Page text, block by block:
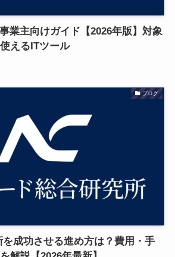
業主向けガイド【2026年版】対象
えるITツール
ブログ
成功させる進め方は？費用・手